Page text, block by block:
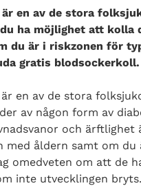
är en av de stora
ha möjlighet att kolla
du är i riskzonen för
gratis
är en av de stora
av någon form av
och ärftlighet
med åldern samt om
omedveten om att de
inte utvecklingen